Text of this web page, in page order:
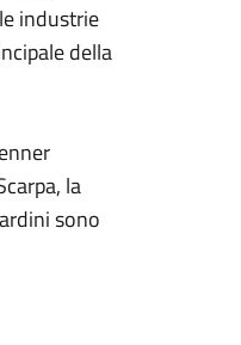
industrie
della
la
sono